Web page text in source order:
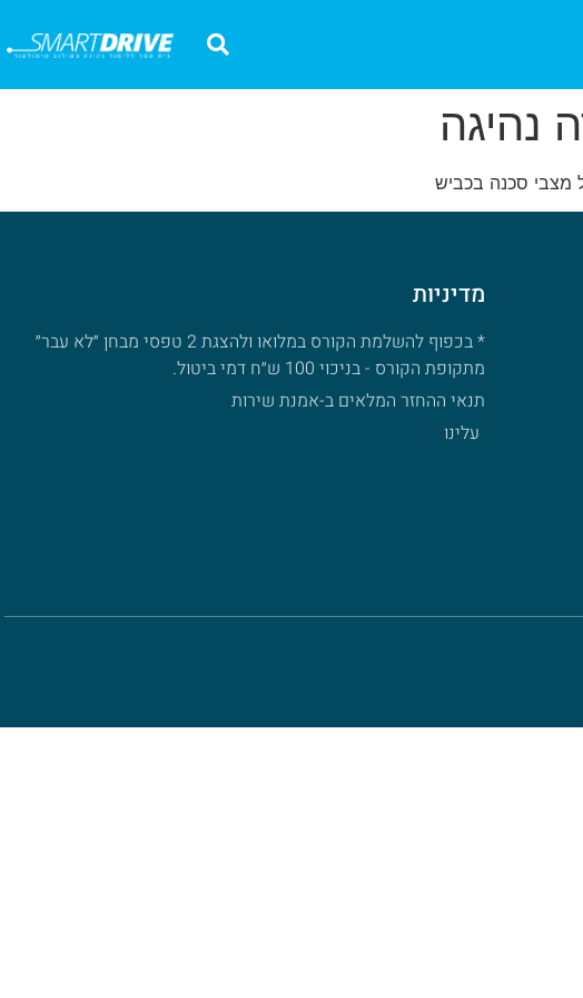
נהיגה
מצבי סכנה בכביש
מדיניות
* בכפוף להשלמת הקורס במלואו ולהצגת 2 טפסי מבחן ״לא עבר״
מתקופת הקורס - בניכוי 100 ש״ח דמי ביטול.
תנאי ההחזר המלאים ב-אמנת שירות
עלינו